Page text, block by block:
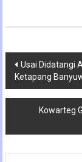
Navigasi
pos
Usai Didatangi
Ketapang
Kowarteg